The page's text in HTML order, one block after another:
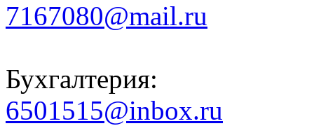
7167080@mail.ru
Бухгалтерия:
6501515@inbox.ru